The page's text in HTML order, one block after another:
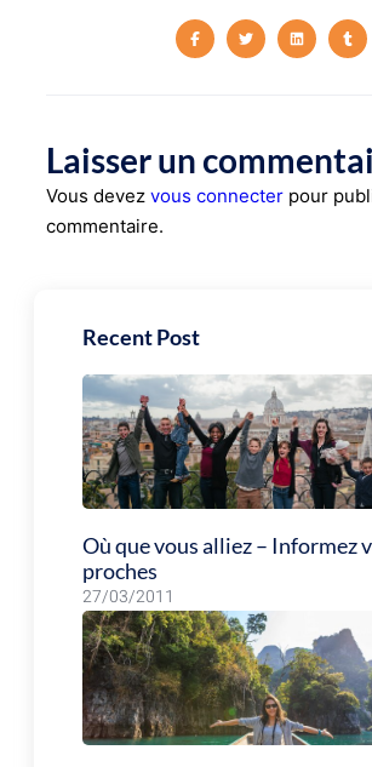
Laisser un
Vous devez vous connecter pour
commentaire.
Recent Post
Où que vous alliez – Informez
proches
27/03/2011